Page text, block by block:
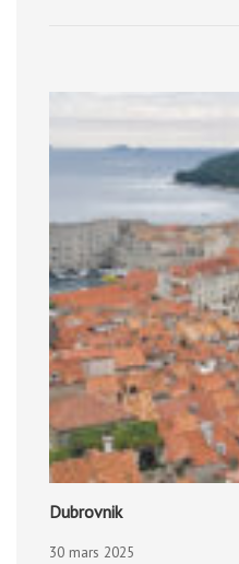
Dubrovnik
30 mars 2025